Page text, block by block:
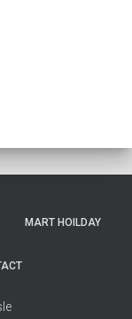
MART HOILDAY